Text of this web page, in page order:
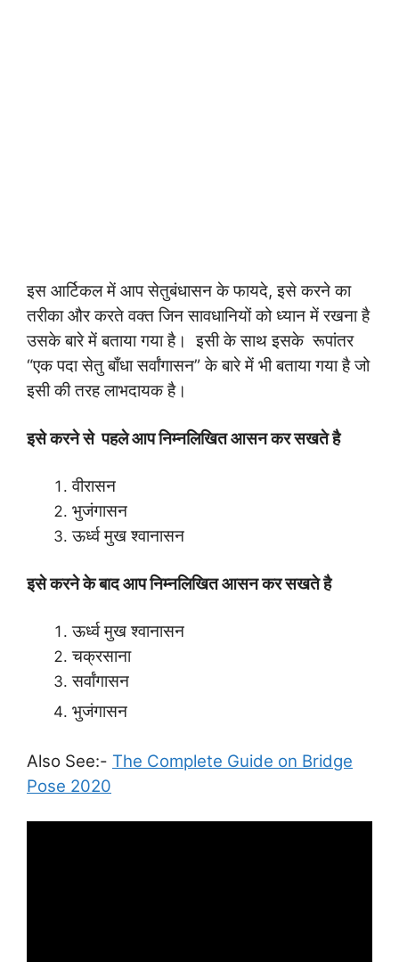
इस आर्टिकल में आप सेतुबंधासन के फायदे, इसे करने का
तरीका और करते वक्त जिन सावधानियों को ध्यान में रखना है
उसके बारे में बताया गया है। इसी के साथ इसके रूपांतर
“एक पदा सेतु बाँधा सर्वांगासन” के बारे में भी बताया गया है जो
इसी की तरह लाभदायक है।
इसे करने से पहले आप निम्नलिखित आसन कर सखते है
वीरासन
भुजंगासन
ऊर्ध्व मुख श्वानासन
इसे करने के बाद आप निम्नलिखित आसन कर सखते है
ऊर्ध्व मुख श्वानासन
चक्रसाना
सर्वांगासन
भुजंगासन
Also See:- The Complete Guide on Bridge
Pose 2020